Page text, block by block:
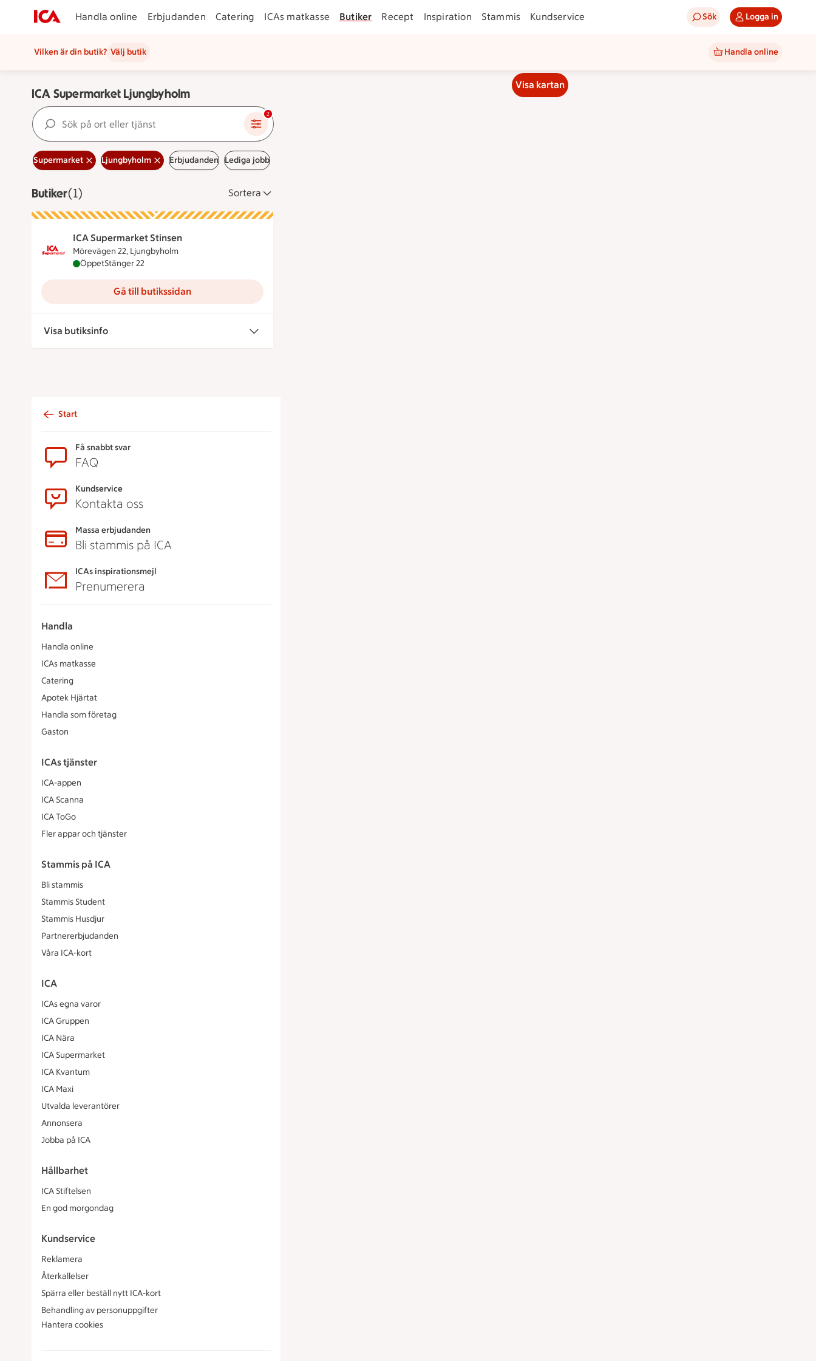
Handla online Erbjudanden Catering ICAs matkasse Butiker Recept Inspiration Stammis Kundservice Sök Logga in
Vilken är din butik? Välj butik Handla online
ICA Supermarket Ljungbyholm
Sök på ort eller tjänst 2
Supermarket Ljungbyholm Erbjudanden Lediga jobb
ButikerVisar 1 stycken
(1) Sortera
ICA Supermarket Stinsen
Mörevägen 22, Ljungbyholm
ICA Supermarket Stinsen är öppen nu, stänger klockan 22
ÖppetStänger 22
Gå till butikssidan
Visa butiksinfo
Start
Få snabbt svar
FAQ
Kundservice
Kontakta oss
Massa erbjudanden
Bli stammis på ICA
ICAs inspirationsmejl
Prenumerera
Handla
Handla online
ICAs matkasse
Catering
Apotek Hjärtat
Handla som företag
Gaston
ICAs tjänster
ICA-appen
ICA Scanna
ICA ToGo
Fler appar och tjänster
Stammis på ICA
Bli stammis
Stammis Student
Stammis Husdjur
Partnererbjudanden
Våra ICA-kort
ICA
ICAs egna varor
ICA Gruppen
ICA Nära
ICA Supermarket
ICA Kvantum
ICA Maxi
Utvalda leverantörer
Annonsera
Jobba på ICA
Hållbarhet
ICA Stiftelsen
En god morgondag
Kundservice
Reklamera
Återkallelser
Spärra eller beställ nytt ICA-kort
Behandling av personuppgifter
Hantera cookies
Visa kartan